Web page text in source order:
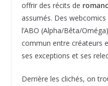
offrir des récits de
assumés. Des
l’ABO (Alpha/Bêta/
commun entre créateurs
ses exceptions et ses
Derrière les clichés, on